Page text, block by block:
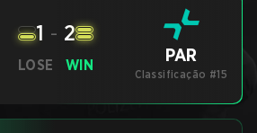
LOSE
1 - 2
WIN PAR
Classificação #15